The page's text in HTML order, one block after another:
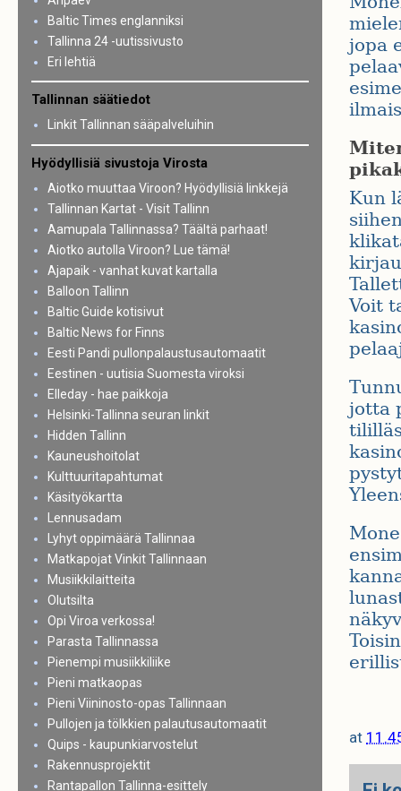
jopa
Kun
Voit
jotta
at
Baltic Times englanniksi
Tallinna 24 -uutissivusto
Eri lehtiä
Tallinnan säätiedot
Linkit Tallinnan sääpalveluihin
Hyödyllisiä sivustoja Virosta
Aiotko muuttaa Viroon? Hyödyllisiä linkkejä
Tallinnan Kartat - Visit Tallinn
Aamupala Tallinnassa? Täältä parhaat!
Aiotko autolla Viroon? Lue tämä!
Ajapaik - vanhat kuvat kartalla
Balloon Tallinn
Baltic Guide kotisivut
Baltic News for Finns
Eesti Pandi pullonpalaustusautomaatit
Eestinen - uutisia Suomesta viroksi
Elleday - hae paikkoja
Helsinki-Tallinna seuran linkit
Hidden Tallinn
Kauneushoitolat
Kulttuuritapahtumat
Käsityökartta
Lennusadam
Lyhyt oppimäärä Tallinnaa
Matkapojat Vinkit Tallinnaan
Musiikkilaitteita
Olutsilta
Opi Viroa verkossa!
Parasta Tallinnassa
Pienempi musiikkiliike
Pieni matkaopas
Pieni Viininosto-opas Tallinnaan
Pullojen ja tölkkien palautusautomaatit
Quips - kaupunkiarvostelut
Rakennusprojektit
Rantapallon Tallinna-esittely